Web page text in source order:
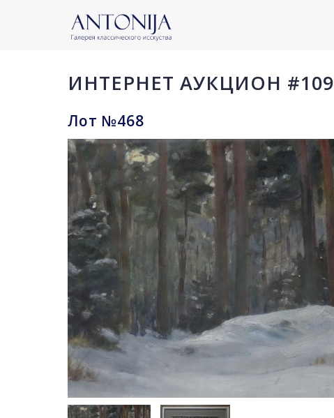
ИНТЕРНЕТ АУКЦИОН #109
Лот №468